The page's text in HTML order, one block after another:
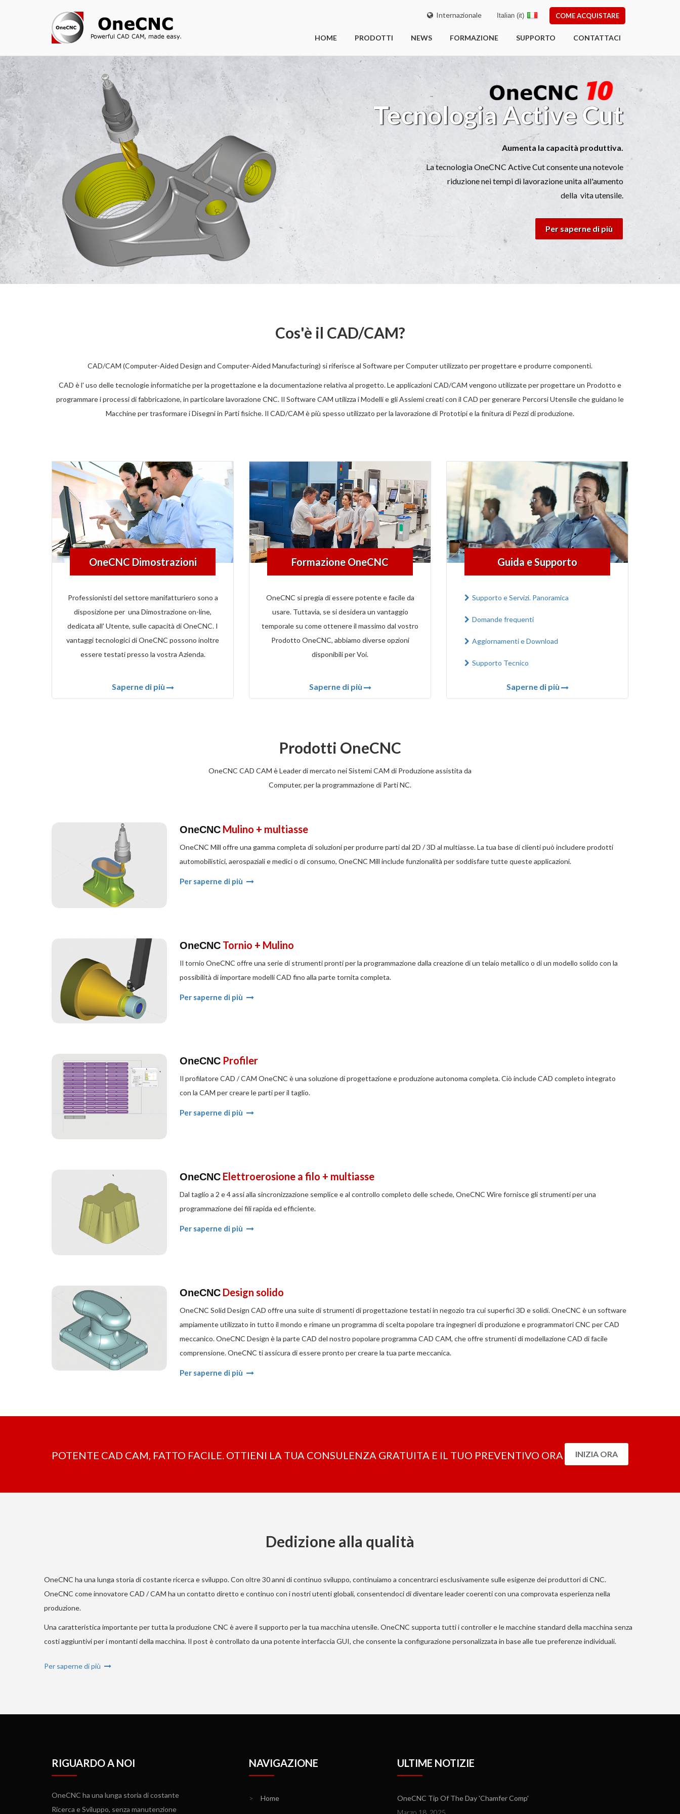
Internazionale COME ACQUISTARE
Italian (it)
HOME PRODOTTI NEWS FORMAZIONE SUPPORTO CONTATTACI
Tecnologia Active Cut
Aumenta la capacità produttiva.
La tecnologia OneCNC Active Cut consente una notevole
riduzione nei tempi di lavorazione unita all'aumento
della vita utensile.
Per saperne di più
Cos'è il CAD/CAM?
CAD/CAM (Computer-Aided Design and Computer-Aided Manufacturing) si riferisce al Software per Computer utilizzato per progettare e produrre componenti.
CAD è l' uso delle tecnologie informatiche per la progettazione e la documentazione relativa al progetto. Le applicazioni CAD/CAM vengono utilizzate per progettare un Prodotto e
programmare i processi di fabbricazione, in particolare lavorazione CNC. Il Software CAM utilizza i Modelli e gli Assiemi creati con il CAD per generare Percorsi Utensile che guidano le
Macchine per trasformare i Disegni in Parti fisiche. Il CAD/CAM è più spesso utilizzato per la lavorazione di Prototipi e la finitura di Pezzi di produzione.
OneCNC Dimostrazioni
Professionisti del settore manifatturiero sono a
disposizione per una Dimostrazione on-line,
dedicata all' Utente, sulle capacità di OneCNC. I
vantaggi tecnologici di OneCNC possono inoltre
essere testati presso la vostra Azienda.
Saperne di più
Formazione OneCNC
OneCNC si pregia di esserepotente efacile da
usare. Tuttavia, se si desidera un vantaggio
temporale su come ottenere il massimo dal vostro
Prodotto OneCNC, abbiamo diverse opzioni
disponibili per Voi.
Saperne di più
Guida e Supporto
Supporto e Servizi. Panoramica
Domande frequenti
Aggiornamenti e Download
Supporto Tecnico
Saperne di più
Prodotti OneCNC
OneCNC CAD CAM è Leader di mercato nei Sistemi CAM di Produzione assistita da
Computer, per la programmazione di Parti NC.
OneCNC Mulino + multiasse
OneCNC Mill offre una gamma completa di soluzioni per produrre parti dal 2D / 3D al multiasse. La tua base di clienti può includere prodotti
automobilistici, aerospaziali e medici o di consumo, OneCNC Mill include funzionalità per soddisfare tutte queste applicazioni.
Per saperne di più
OneCNC Tornio + Mulino
Il tornio OneCNC offre una serie di strumenti pronti per la programmazione dalla creazione di un telaio metallico o di un modello solido con la
possibilità di importare modelli CAD fino alla parte tornita completa.
Per saperne di più
OneCNC Profiler
Il profilatore CAD / CAM OneCNC è una soluzione di progettazione e produzione autonoma completa. Ciò include CAD completo integrato
con la CAM per creare le parti per il taglio.
Per saperne di più
OneCNC Elettroerosione a filo + multiasse
Dal taglio a 2 e 4 assi alla sincronizzazione semplice e al controllo completo delle schede, OneCNC Wire fornisce gli strumenti per una
programmazione dei fili rapida ed efficiente.
Per saperne di più
OneCNC Design solido
OneCNC Solid Design CAD offre una suite di strumenti di progettazione testati in negozio tra cui superfici 3D e solidi. OneCNC è un software
ampiamente utilizzato in tutto il mondo e rimane un programma di scelta popolare tra ingegneri di produzione e programmatori CNC per CAD
meccanico. OneCNC Design è la parte CAD del nostro popolare programma CAD CAM, che offre strumenti di modellazione CAD di facile
comprensione. OneCNC ti assicura di essere pronto per creare la tua parte meccanica.
Per saperne di più
POTENTE CAD CAM, FATTO FACILE. OTTIENI LA ​​TUA CONSULENZA GRATUITA E IL TUO PREVENTIVO ORA INIZIA ORA
Dedizione alla qualità
OneCNC ha una lunga storia di costante ricerca e sviluppo. Con oltre 30 anni di continuo sviluppo, continuiamo a concentrarci esclusivamente sulle esigenze dei produttori di CNC.
OneCNC come innovatore CAD / CAM ha un contatto diretto e continuo con i nostri utenti globali, consentendoci di diventare leader coerenti con una comprovata esperienza nella
produzione.
Una caratteristica importante per tutta la produzione CNC è avere il supporto per la tua macchina utensile. OneCNC supporta tutti i controller e le macchine standard della macchina senza
costi aggiuntivi per i montanti della macchina. Il post è controllato da una potente interfaccia GUI, che consente la configurazione personalizzata in base alle tue preferenze individuali.
Per saperne di più
RIGUARDO A NOI
OneCNC ha una lunga storia di costante
Ricerca e Sviluppo, senza manutenzione
NAVIGAZIONE
> Home
ULTIME NOTIZIE
OneCNC Tip Of The Day 'Chamfer Comp'
Marzo 18, 2025